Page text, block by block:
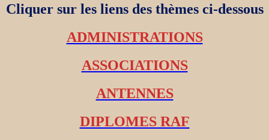
Cliquer sur les liens des thèmes ci-dessous
ADMINISTRATIONS
ASSOCIATIONS
ANTENNES
DIPLOMES RAF